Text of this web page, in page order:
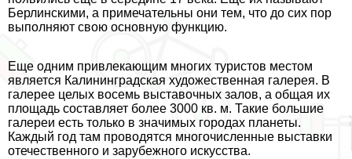
Берлинскими, а примечательны они тем, что до сих пор
выполняют свою основную функцию.
Еще одним привлекающим многих туристов местом
является Калининградская художественная галерея. В
галерее целых восемь выставочных залов, а общая их
площадь составляет более 3000 кв. м. Такие большие
галереи есть только в значимых городах планеты.
Каждый год там проводятся многочисленные выставки
отечественного и зарубежного искусства.